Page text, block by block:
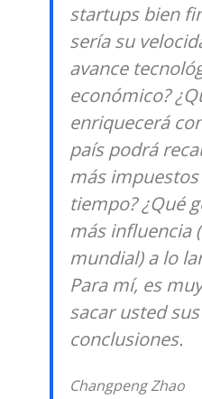
startups bien
sería su
avance
económico?
enriquecerá
país podrá
más
tiempo? ¿Qué
más influencia
mundial) a lo
Para mí, es
sacar usted
conclusiones.
Changpeng Zhao